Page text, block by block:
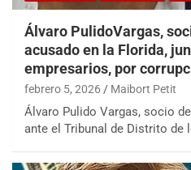
Álvaro PulidoVargas,
acusado en la Florida,
empresarios, por
febrero 5, 2026 Maibort Petit
Álvaro Pulido Vargas, socio
ante el Tribunal de Distrito de